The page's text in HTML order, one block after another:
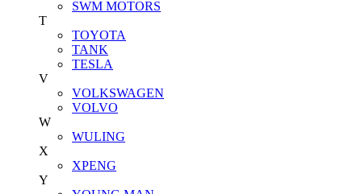
SWM MOTORS
T
TOYOTA
TANK
TESLA
V
VOLKSWAGEN
VOLVO
W
WULING
X
XPENG
Y